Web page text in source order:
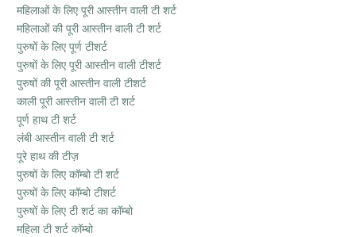
महिलाओं के लिए पूरी आस्तीन वाली टी शर्ट
महिलाओं की पूरी आस्तीन वाली टी शर्ट
पुरुषों के लिए पूर्ण टीशर्ट
पुरुषों के लिए पूरी आस्तीन वाली टीशर्ट
पुरुषों की पूरी आस्तीन वाली टीशर्ट
काली पूरी आस्तीन वाली टी शर्ट
पूर्ण हाथ टी शर्ट
लंबी आस्तीन वाली टी शर्ट
पूरे हाथ की टीज़
पुरुषों के लिए कॉम्बो टी शर्ट
पुरुषों के लिए कॉम्बो टीशर्ट
पुरुषों के लिए टी शर्ट का कॉम्बो
महिला टी शर्ट कॉम्बो